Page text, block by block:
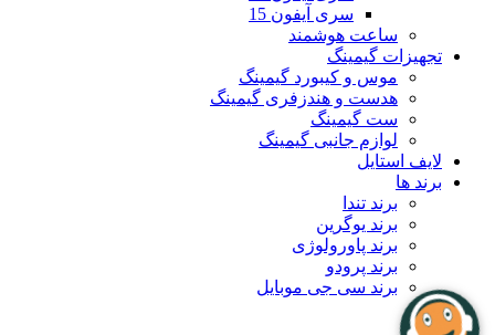
سری آیفون 15
ساعت هوشمند
تجهیزات گیمینگ
موس و کیبورد گیمینگ
هدست و هندزفری گیمینگ
ست گیمینگ
لوازم جانبی گیمینگ
لایف استایل
برند ها
برند تندا
برند یوگرین
برند پاورولوژی
برند پرودو
برند سی جی موبایل
بلاگ